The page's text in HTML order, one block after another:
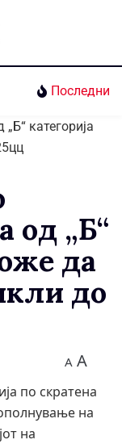
Последни
од „Б“
да
до
A A
по скратена
на
на